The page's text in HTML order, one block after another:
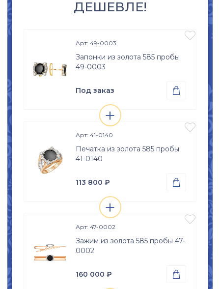
ДЕШЕВЛЕ!

Арт: 49-0003
Запонки из золота 585 пробы
49-0003
Под заказ 
Золото 585
+

Арт: 41-0140
Печатка из золота 585 пробы
41-0140
113 800 ₽ 
Золото 585
5.69 гр.
Вставки
Оникс (природная вст.);
Размер
+

Арт: 47-0002
Зажим из золота 585 пробы 47-
0002
160 000 ₽ 